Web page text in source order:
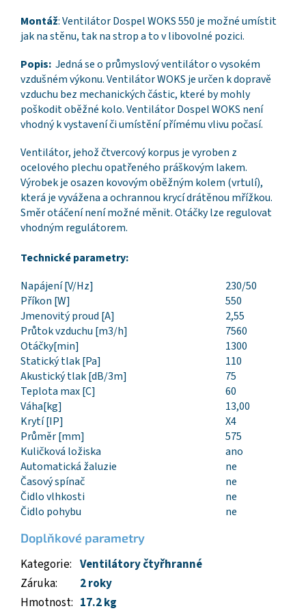
Montáž: Ventilátor Dospel WOKS 550 je možné umístit
jak na stěnu, tak na strop a to v libovolné pozici.
Popis: Jedná se o průmyslový ventilátor o vysokém
vzdušném výkonu. Ventilátor WOKS je určen k dopravě
vzduchu bez mechanických částic, které by mohly
poškodit oběžné kolo. Ventilátor Dospel WOKS není
vhodný k vystavení či umístění přímému vlivu počasí.
Ventilátor, jehož čtvercový korpus je vyroben z
ocelového plechu opatřeného práškovým lakem.
Výrobek je osazen kovovým oběžným kolem (vrtulí),
která je vyvážena a ochrannou krycí drátěnou mřížkou.
Směr otáčení není možné měnit. Otáčky lze regulovat
vhodným regulátorem.
Technické parametry:
Napájení [V/Hz]
230/50
Příkon [W]
550
Jmenovitý proud [A]
2,55
Průtok vzduchu [m3/h]
7560
Otáčky[min]
1300
Statický tlak [Pa]
110
Akustický tlak [dB/3m]
75
Teplota max [C]
60
Váha[kg]
13,00
Krytí [IP]
X4
Průměr [mm]
575
Kuličková ložiska
ano
Automatická žaluzie
ne
Časový spínač
ne
Čidlo vlhkosti
ne
Čidlo pohybu
ne
Doplňkové parametry
Kategorie: Ventilátory čtyřhranné
Záruka:
2 roky
Hmotnost: 17.2 kg